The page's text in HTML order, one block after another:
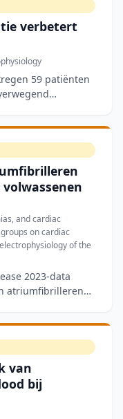
verbetert
59 patiënten
and cardiac
on cardiac
of the
2023-data
atriumfibrilleren
van
bij